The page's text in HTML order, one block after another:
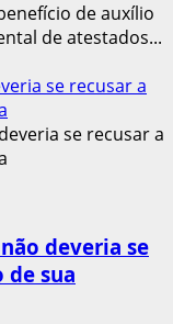
de auxílio
de atestados...
se recusar a
deveria se
de sua